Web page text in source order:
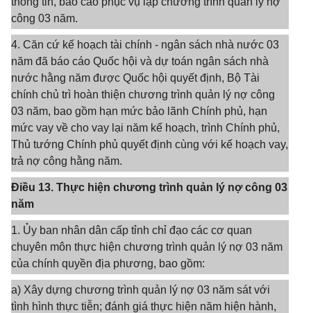
công 03 năm.
4. Căn cứ kế hoạch tài chính - ngân sách nhà nước 03
năm đã báo cáo Quốc hội và dự toán ngân sách nhà
nước hằng năm được Quốc hội quyết định, Bộ Tài
chính chủ trì hoàn thiện chương trình quản lý nợ công
03 năm, bao gồm hạn mức bảo lãnh Chính phủ, hạn
mức vay về cho vay lại năm kế hoạch, trình Chính phủ,
Thủ tướng Chính phủ quyết định cùng với kế hoạch vay,
trả nợ công hằng năm.
Điều 13. Thực hiện chương trình quản lý nợ công 03
năm
1. Ủy ban nhân dân cấp tỉnh chỉ đạo các cơ quan
chuyên môn thực hiện chương trình quản lý nợ 03 năm
của chính quyền địa phương, bao gồm:
a) Xây dựng chương trình quản lý nợ 03 năm sát với
tình hình thực tiễn; đánh giá thực hiện năm hiện hành,